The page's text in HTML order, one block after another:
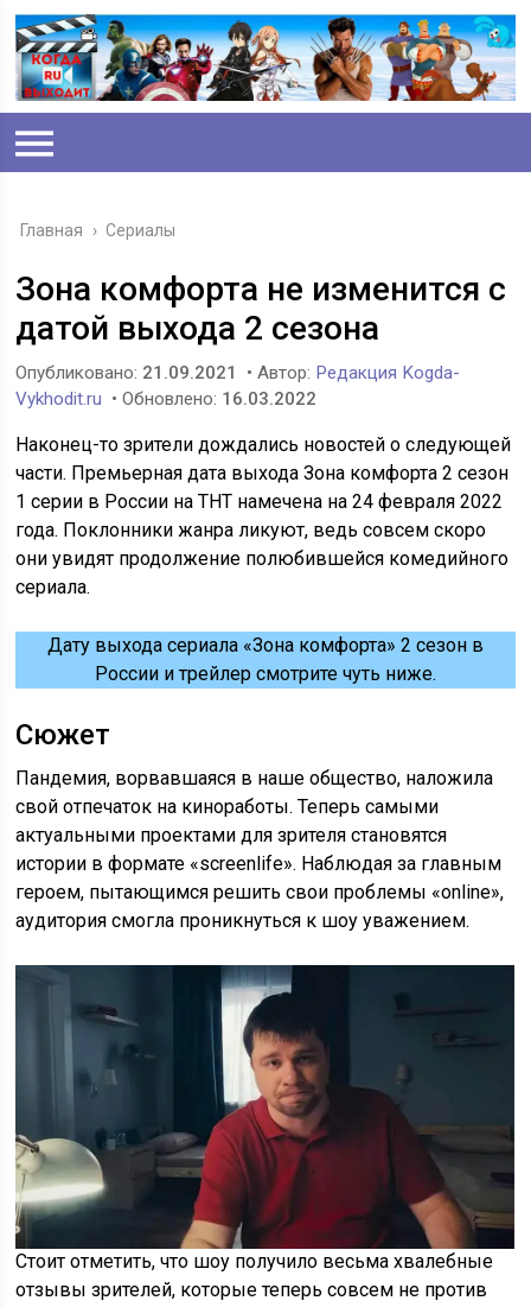
Главная › Сериалы
Зона комфорта не изменится с
датой выхода 2 сезона
Опубликовано: 21.09.2021 • Автор: Редакция Kogda-
Vykhodit.ru • Обновлено: 16.03.2022
Наконец-то зрители дождались новостей о следующей
части. Премьерная дата выхода Зона комфорта 2 сезон
1 серии в России на ТНТ намечена на 24 февраля 2022
года. Поклонники жанра ликуют, ведь совсем скоро
они увидят продолжение полюбившейся комедийного
сериала.
Дату выхода сериала «Зона комфорта» 2 сезон в
России и трейлер смотрите чуть ниже.
Сюжет
Пандемия, ворвавшаяся в наше общество, наложила
свой отпечаток на киноработы. Теперь самыми
актуальными проектами для зрителя становятся
истории в формате «screenlife». Наблюдая за главным
героем, пытающимся решить свои проблемы «online»,
аудитория смогла проникнуться к шоу уважением.
Стоит отметить, что шоу получило весьма хвалебные
отзывы зрителей, которые теперь совсем не против